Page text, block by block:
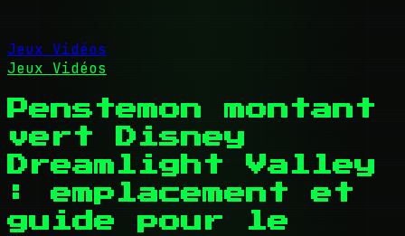
Jeux Vidéos
Jeux Vidéos
Penstemon montant
vert Disney
Dreamlight Valley
: emplacement et
guide pour le